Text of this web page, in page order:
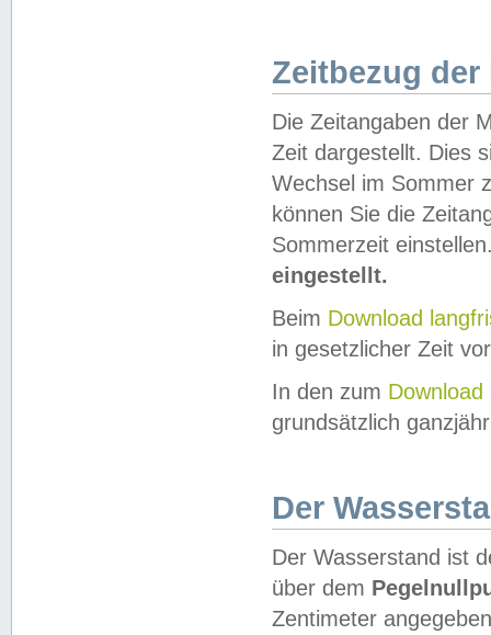
Zeitbezug der
Die Zeitangaben der
Zeit dargestellt. Dies
Wechsel im Sommer
können Sie die
Sommerzeit
eingestellt.
Beim Download
in gesetzlicher Zeit
In den zum Download
grundsätzlich
Der
Der Wasserstand ist
über dem
Zentimeter